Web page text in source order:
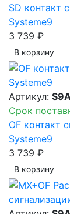
SD контакт
Systeme9
3 739 ₽
В корзинy
Артикул:
Срок
OF контакт
Systeme9
3 739 ₽
В корзинy